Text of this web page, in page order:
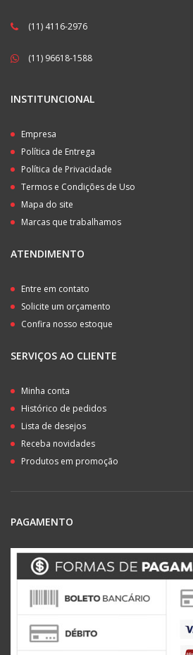
(11) 4116-2976
(11) 96618-1588
INSTITUNCIONAL
Empresa
Política de Entrega
Política de Privacidade
Termos e Condições de Uso
Mapa do site
Marcas que trabalhamos
ATENDIMENTO
Entre em contato
Solicite um orçamento
Confira nosso estoque
SERVIÇOS AO CLIENTE
Minha conta
Histórico de pedidos
Lista de desejos
Receba novidades
Produtos em promoção
PAGAMENTO